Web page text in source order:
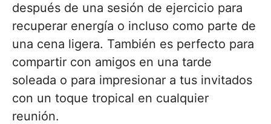
después de una sesión de ejercicio para
recuperar energía o incluso como parte de
una cena ligera. También es perfecto para
compartir con amigos en una tarde
soleada o para impresionar a tus invitados
con un toque tropical en cualquier
reunión.